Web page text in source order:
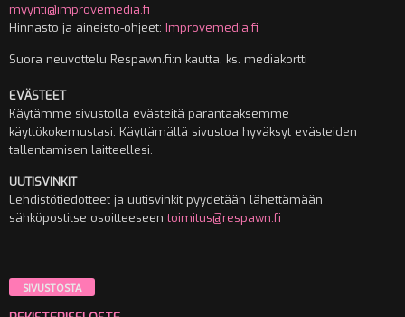
myynti@improvemedia.fi
Hinnasto ja aineisto-ohjeet: Improvemedia.fi
Suora neuvottelu Respawn.fi:n kautta, ks. mediakortti
EVÄSTEET
Käytämme sivustolla evästeitä parantaaksemme
käyttökokemustasi. Käyttämällä sivustoa hyväksyt evästeiden
tallentamisen laitteellesi.
UUTISVINKIT
Lehdistötiedotteet ja uutisvinkit pyydetään lähettämään
sähköpostitse osoitteeseentoimitus@respawn.fi
SIVUSTOSTA